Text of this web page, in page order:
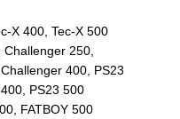
X 400, Tec-X 500
250,
400, PS23
PS23 500
FATBOY 500